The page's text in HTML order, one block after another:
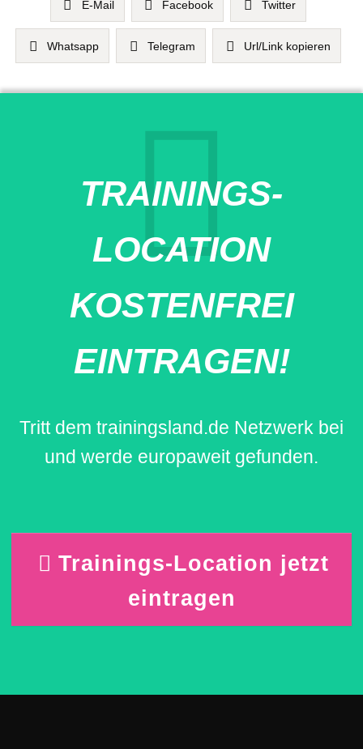
E-Mail Facebook Twitter
Whatsapp Telegram Url/Link kopieren
TRAININGS-
LOCATION
KOSTENFREI
EINTRAGEN!
Tritt dem trainingsland.de Netzwerk bei
und werde europaweit gefunden.
Trainings-Location jetzt
eintragen